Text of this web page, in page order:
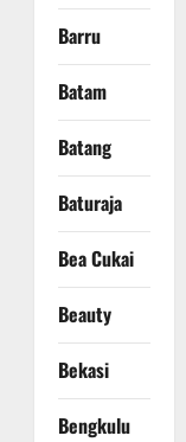
Barru
Batam
Batang
Baturaja
Bea Cukai
Beauty
Bekasi
Bengkulu